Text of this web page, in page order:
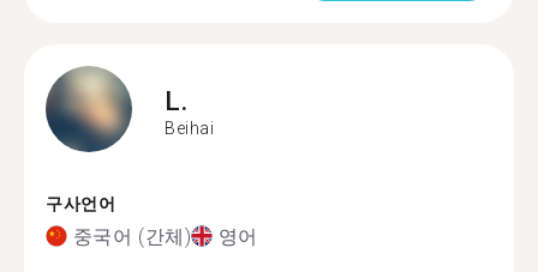
L.
Beihai
구사언어
중국어 (간체) 영어